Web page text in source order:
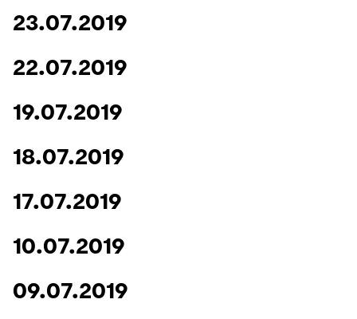
23.07.2019
22.07.2019
19.07.2019
18.07.2019
17.07.2019
10.07.2019
09.07.2019